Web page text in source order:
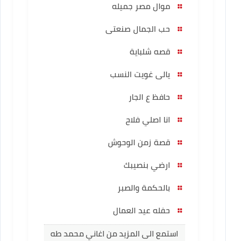
موال مصر جميله
حب الجمال صنعتى
قصه شلباية
يالى غويت النسب
حافظ ع الجار
انا اصلي فلاح
قصة زمن الوحوش
ارضي بنصيبك
بالحكمة والصبر
حفله عيد العمال
استمع الى المزيد من اغاني محمد طه